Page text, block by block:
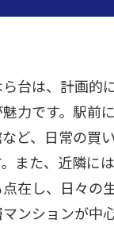
台は、計画的
魅力です。駅
ど、日常の買
また、近隣に
在し、日々の
ンションが中